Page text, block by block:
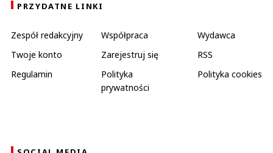
PRZYDATNE LINKI
Zespół redakcyjny Współpraca
Wydawca
Twoje konto
Zarejestruj się
RSS
Regulamin
Polityka
prywatności
Polityka cookies